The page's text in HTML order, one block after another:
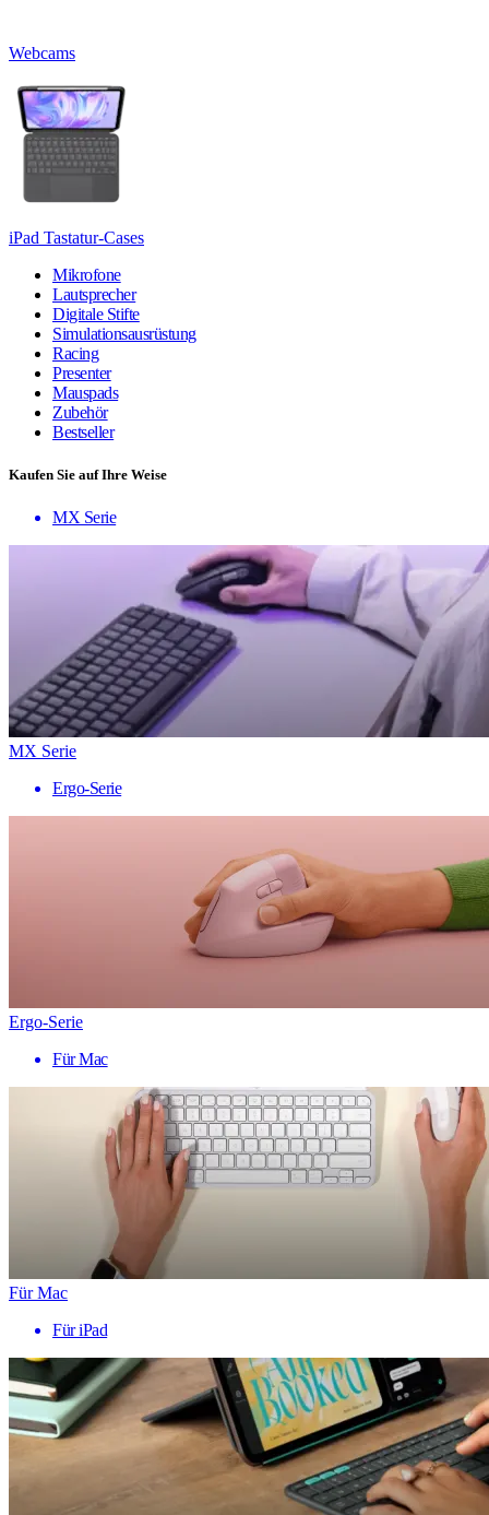
Webcams
iPad Tastatur-Cases
Mikrofone
Lautsprecher
Digitale Stifte
Simulationsausrüstung
Racing
Presenter
Mauspads
Zubehör
Bestseller
Kaufen Sie auf Ihre Weise
MX Serie
MX Serie
Ergo-Serie
Ergo-Serie
Für Mac
Für Mac
Für iPad